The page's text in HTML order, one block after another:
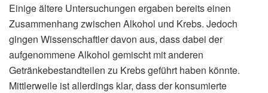
Einige ältere Untersuchungen ergaben bereits einen
Zusammenhang zwischen Alkohol und Krebs. Jedoch
gingen Wissenschaftler davon aus, dass dabei der
aufgenommene Alkohol gemischt mit anderen
Getränkebestandteilen zu Krebs geführt haben könnte.
Mittlerweile ist allerdings klar, dass der konsumierte